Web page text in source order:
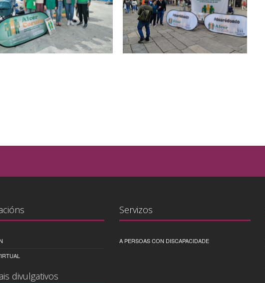
divulgativos
Servizos
A PERSOAS CON DISCAPACIDADE